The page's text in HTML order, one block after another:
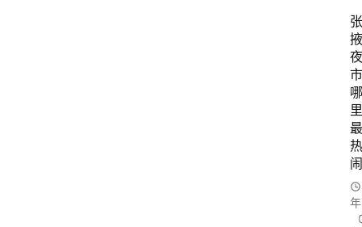
张
掖
夜
市
哪
里
最
热
闹